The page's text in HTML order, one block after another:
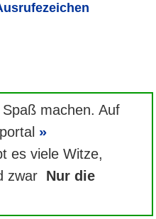
machen. Auf
es viele Witze,
zwar Nur die